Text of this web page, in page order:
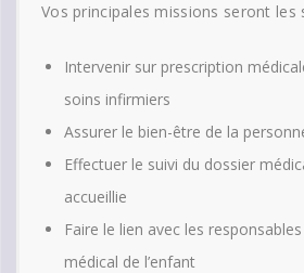
Vos principales missions seront les
Intervenir sur prescription
soins infirmiers
Assurer le bien-être de la
Effectuer le suivi du dossier
accueillie
Faire le lien avec les
médical de l’enfant